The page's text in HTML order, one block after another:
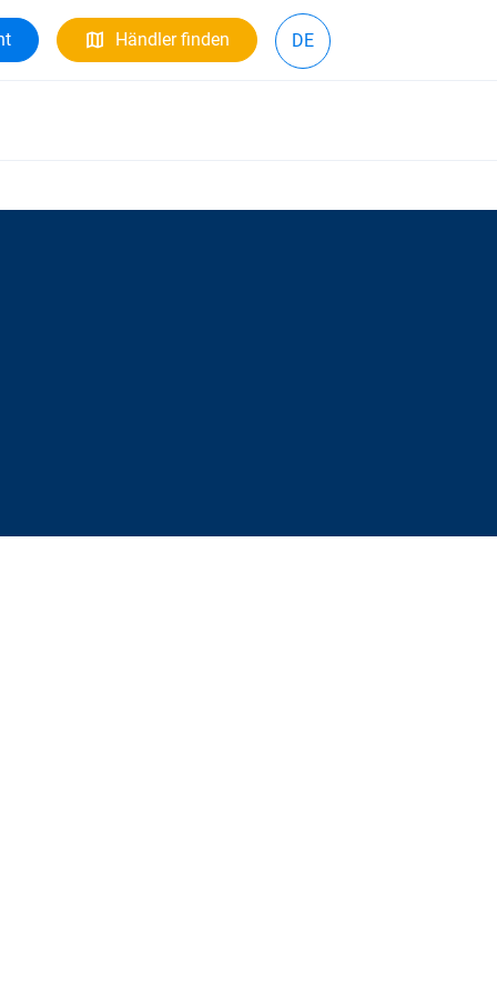
Händler finden DE